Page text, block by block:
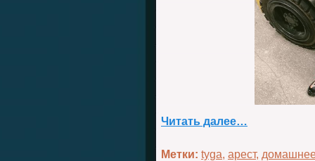
Читать далее…
Метки: tyga, арест,